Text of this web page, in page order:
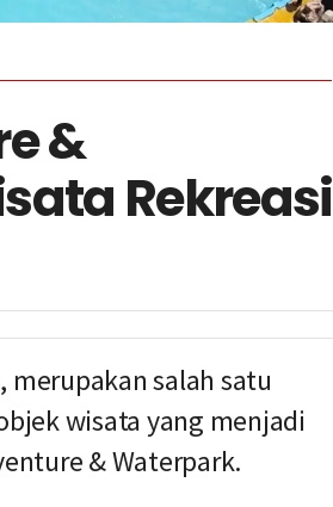
&
Rekreasi
merupakan salah satu
wisata yang menjadi
& Waterpark.